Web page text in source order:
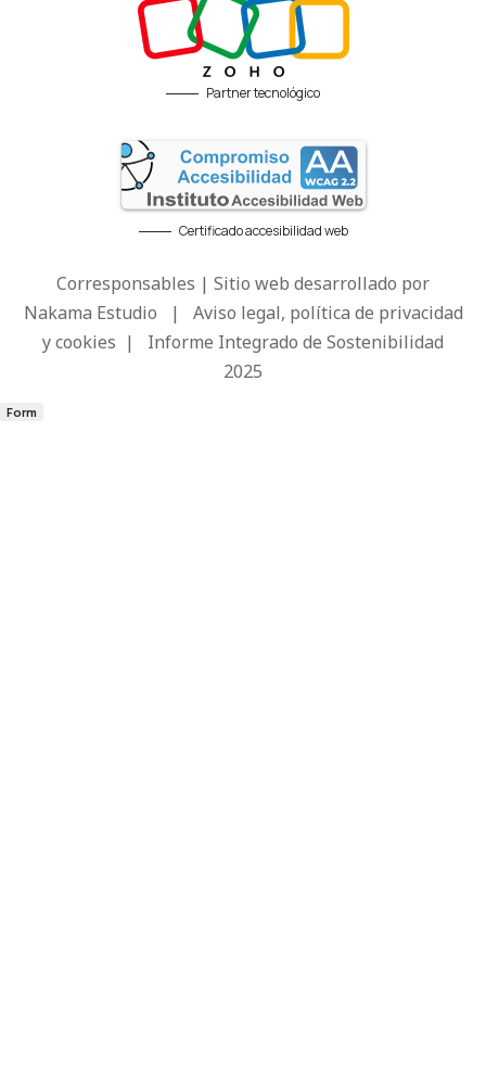
Partner tecnológico
Certificado accesibilidad web
Corresponsables | Sitio web desarrollado por
Nakama Estudio | Aviso legal, política de privacidad
y cookies | Informe Integrado de Sostenibilidad
2025
Form